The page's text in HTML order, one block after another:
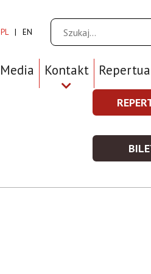
PL EN Szukaj
Media Kontakt
Prawe
Top
Menu